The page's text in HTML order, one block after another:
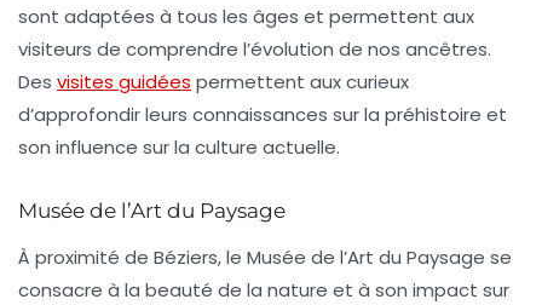
sont adaptées à tous les âges et permettent aux
visiteurs de comprendre l’évolution de nos ancêtres.
Des visites guidées permettent aux curieux
d’approfondir leurs connaissances sur la préhistoire et
son influence sur la culture actuelle.
Musée de l’Art du Paysage
À proximité de Béziers, le Musée de l’Art du Paysage se
consacre à la beauté de la nature et à son impact sur